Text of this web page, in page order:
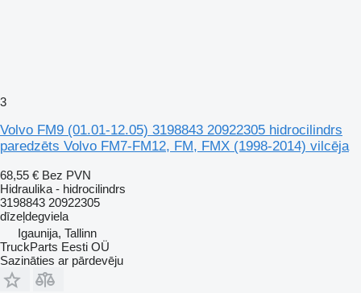
3
Volvo FM9 (01.01-12.05) 3198843 20922305 hidrocilindrs
paredzēts Volvo FM7-FM12, FM, FMX (1998-2014) vilcēja
68,55 € Bez PVN
Hidraulika - hidrocilindrs
3198843 20922305
dīzeļdegviela
Igaunija, Tallinn
TruckParts Eesti OÜ
Sazināties ar pārdevēju